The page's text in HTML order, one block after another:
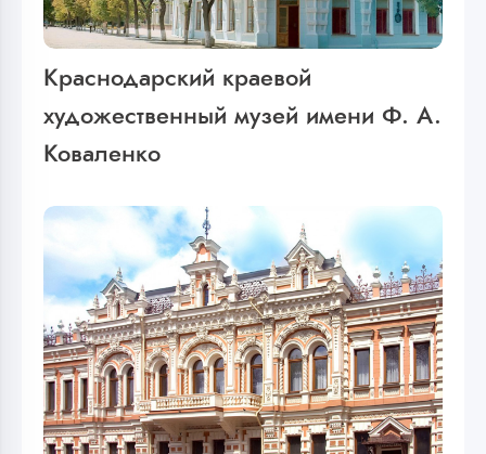
Краснодарский краевой
художественный музей имени Ф. А.
Коваленко